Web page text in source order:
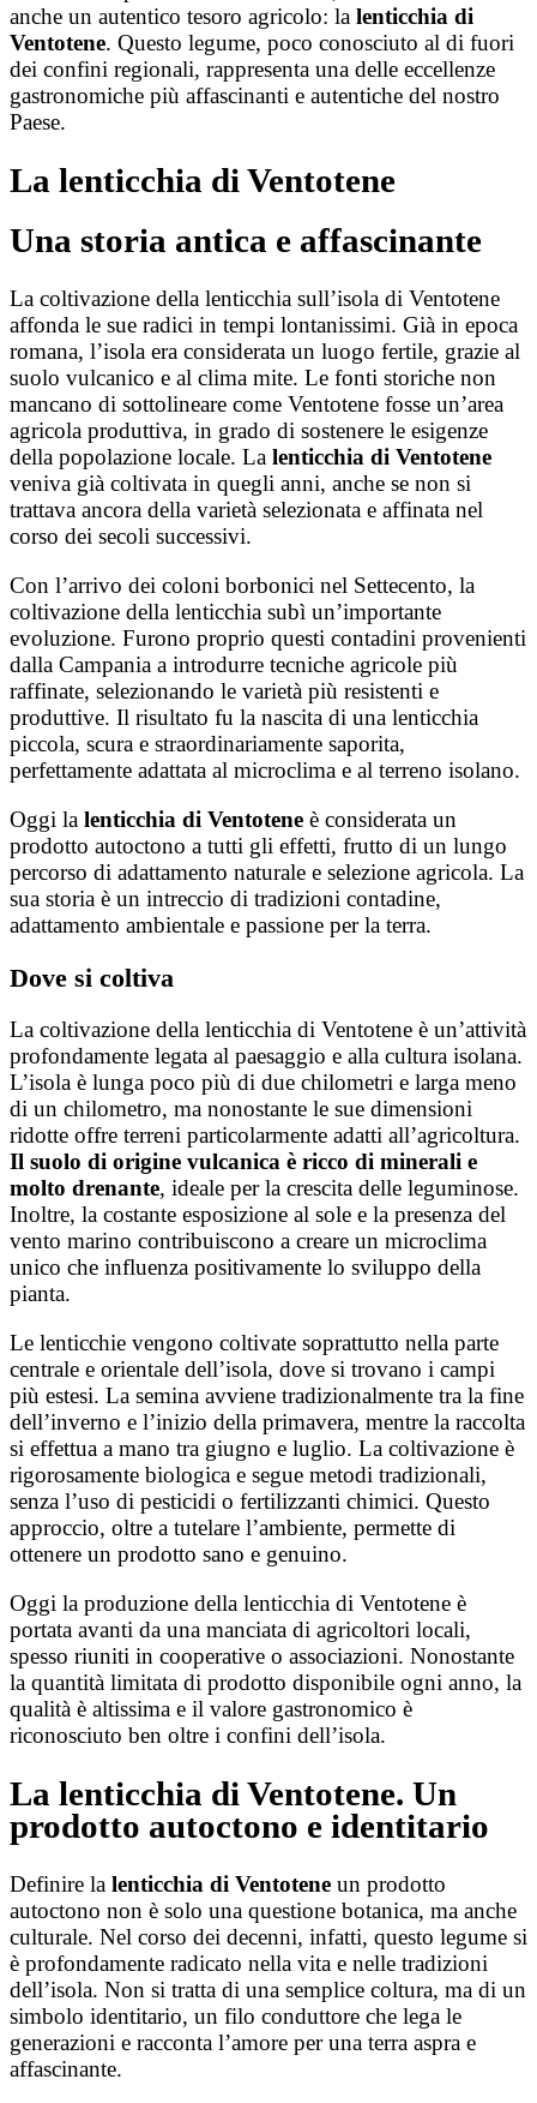
anche un autentico tesoro agricolo: la lenticchia di
Ventotene. Questo legume, poco conosciuto al di fuori
dei confini regionali, rappresenta una delle eccellenze
gastronomiche più affascinanti e autentiche del nostro
Paese.
La lenticchia di Ventotene
Una storia antica e affascinante
La coltivazione della lenticchia sull’isola di Ventotene
affonda le sue radici in tempi lontanissimi. Già in epoca
romana, l’isola era considerata un luogo fertile, grazie al
suolo vulcanico e al clima mite. Le fonti storiche non
mancano di sottolineare come Ventotene fosse un’area
agricola produttiva, in grado di sostenere le esigenze
della popolazione locale. La lenticchia di Ventotene
veniva già coltivata in quegli anni, anche se non si
trattava ancora della varietà selezionata e affinata nel
corso dei secoli successivi.
Con l’arrivo dei coloni borbonici nel Settecento, la
coltivazione della lenticchia subì un’importante
evoluzione. Furono proprio questi contadini provenienti
dalla Campania a introdurre tecniche agricole più
raffinate, selezionando le varietà più resistenti e
produttive. Il risultato fu la nascita di una lenticchia
piccola, scura e straordinariamente saporita,
perfettamente adattata al microclima e al terreno isolano.
Oggi la lenticchia di Ventotene è considerata un
prodotto autoctono a tutti gli effetti, frutto di un lungo
percorso di adattamento naturale e selezione agricola. La
sua storia è un intreccio di tradizioni contadine,
adattamento ambientale e passione per la terra.
Dove si coltiva
La coltivazione della lenticchia di Ventotene è un’attività
profondamente legata al paesaggio e alla cultura isolana.
L’isola è lunga poco più di due chilometri e larga meno
di un chilometro, ma nonostante le sue dimensioni
ridotte offre terreni particolarmente adatti all’agricoltura.
Il suolo di origine vulcanica è ricco di minerali e
molto drenante, ideale per la crescita delle leguminose.
Inoltre, la costante esposizione al sole e la presenza del
vento marino contribuiscono a creare un microclima
unico che influenza positivamente lo sviluppo della
pianta.
Le lenticchie vengono coltivate soprattutto nella parte
centrale e orientale dell’isola, dove si trovano i campi
più estesi. La semina avviene tradizionalmente tra la fine
dell’inverno e l’inizio della primavera, mentre la raccolta
si effettua a mano tra giugno e luglio. La coltivazione è
rigorosamente biologica e segue metodi tradizionali,
senza l’uso di pesticidi o fertilizzanti chimici. Questo
approccio, oltre a tutelare l’ambiente, permette di
ottenere un prodotto sano e genuino.
Oggi la produzione della lenticchia di Ventotene è
portata avanti da una manciata di agricoltori locali,
spesso riuniti in cooperative o associazioni. Nonostante
la quantità limitata di prodotto disponibile ogni anno, la
qualità è altissima e il valore gastronomico è
riconosciuto ben oltre i confini dell’isola.
La lenticchia di Ventotene. Un
prodotto autoctono e identitario
Definire la lenticchia di Ventotene un prodotto
autoctono non è solo una questione botanica, ma anche
culturale. Nel corso dei decenni, infatti, questo legume si
è profondamente radicato nella vita e nelle tradizioni
dell’isola. Non si tratta di una semplice coltura, ma di un
simbolo identitario, un filo conduttore che lega le
generazioni e racconta l’amore per una terra aspra e
affascinante.